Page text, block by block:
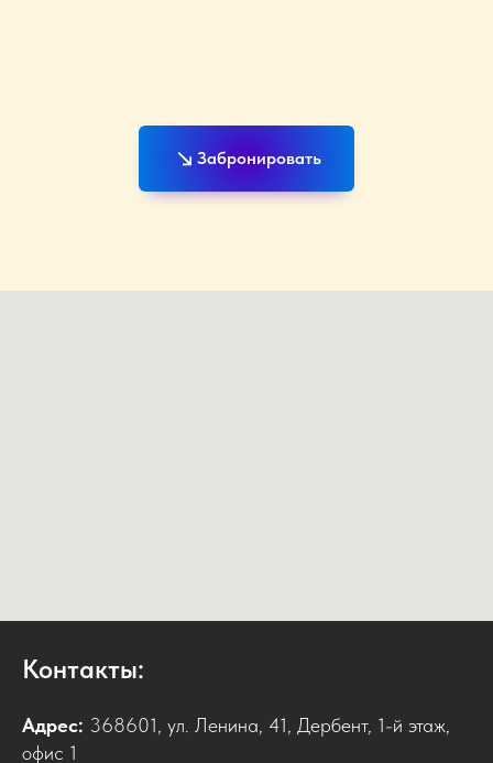
Забронировать
Контакты:
Адрес: 368601, ул. Ленина, 41, Дербент, 1-й этаж,
офис 1